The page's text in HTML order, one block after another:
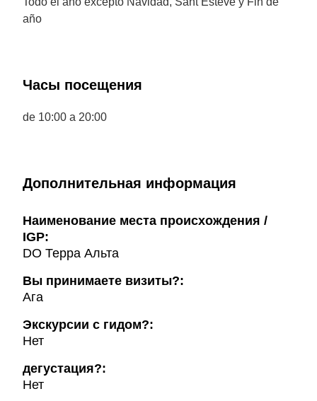
año
Часы посещения
de 10:00 a 20:00
Дополнительная информация
Наименование места происхождения /
IGP:
DO Терра Альта
Вы принимаете визиты?:
Ага
Экскурсии с гидом?:
Нет
дегустация?:
Нет